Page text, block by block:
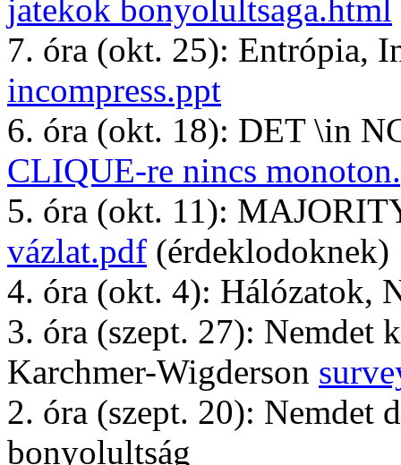
jatekok bonyolultsaga.html
7. óra (okt. 25): Entrópia,
incompress.ppt
6. óra (okt. 18): DET \in
CLIQUE-re nincs
5. óra (okt. 11):
vázlat.pdf (érdeklodoknek)
4. óra (okt. 4): Hálózatok,
3. óra (szept. 27): Nemdet
Karchmer-Wigderson
2. óra (szept. 20): Nemdet
bonyolultság